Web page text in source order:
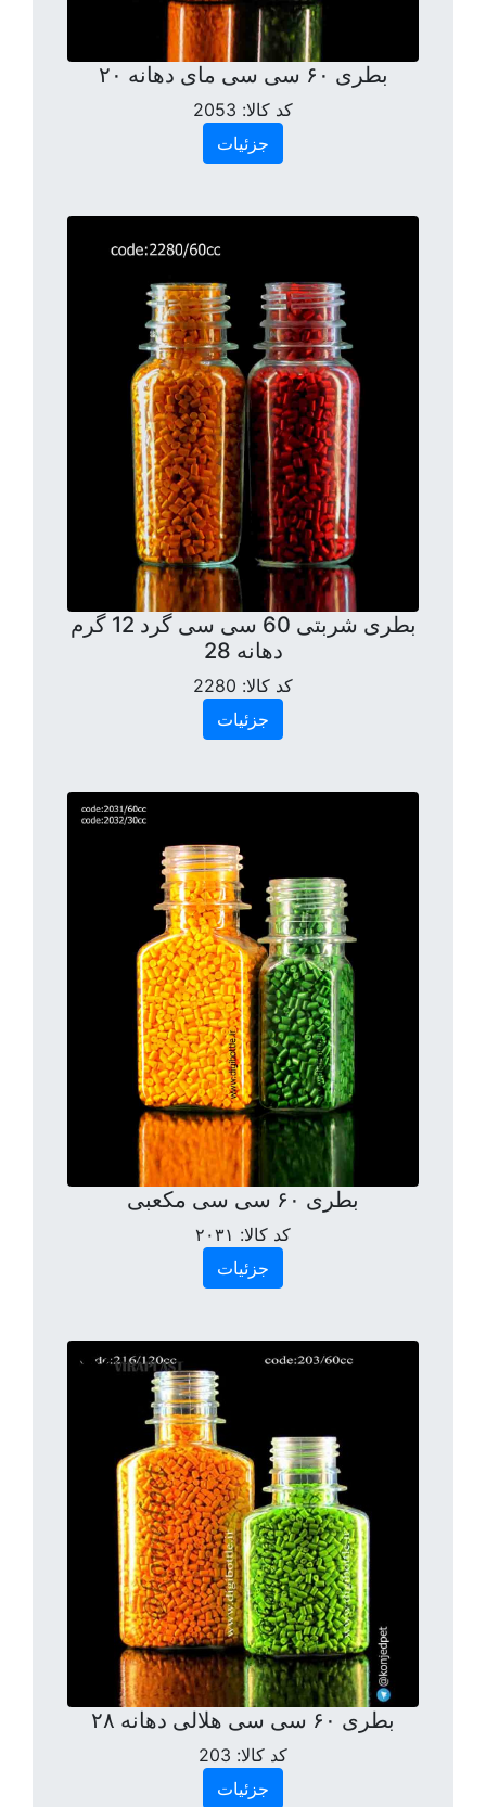
بطری ۶۰ سی سی مای دهانه ۲۰
کد کالا: 2053
جزئیات
بطری شربتی 60 سی سی گرد 12 گرم
دهانه 28
کد کالا: 2280
جزئیات
بطری ۶۰ سی سی مکعبی
کد کالا: ۲۰۳۱
جزئیات
بطری ۶۰ سی سی هلالی دهانه ۲۸
کد کالا: 203
جزئیات